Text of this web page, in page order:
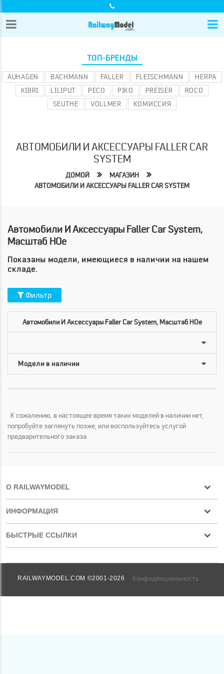
ТОП-БРЕНДЫ
AUHAGEN BACHMANN FALLER FLEISCHMANN
HERPA
KIBRI
LILIPUT PECO PIKO PREISER
ROCO
SEUTHE
VOLLMER КОМИССИЯ
АВТОМОБИЛИ И АКСЕССУАРЫ FALLER CAR
SYSTEM
ДОМОЙ
МАГАЗИН
АВТОМОБИЛИ И АКСЕССУАРЫ FALLER CAR SYSTEM
Автомобили И Аксессуары Faller Car System,
Масштаб HOe
Показаны модели, имеющиеся в наличии на нашем
складе.
Фильтр
Автомобили И Аксессуары Faller Car System, Масштаб HOe
К сожалению, в настоящее время таких моделей в наличии нет,
попробуйте заглянуть позже, или воспользуйтесь услугой
предварительного заказа
О RAILWAYMODEL
ИНФОРМАЦИЯ
БЫСТРЫЕ ССЫЛКИ
RAILWAYMODEL.COM ©2001-2026 Конфиденциальность